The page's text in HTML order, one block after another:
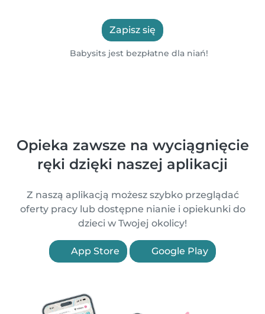
Zapisz się
Babysits jest bezpłatne dla niań!
Opieka zawsze na wyciągnięcie
ręki dzięki naszej aplikacji
Z naszą aplikacją możesz szybko przeglądać
oferty pracy lub dostępne nianie i opiekunki do
dzieci w Twojej okolicy!
App Store Google Play